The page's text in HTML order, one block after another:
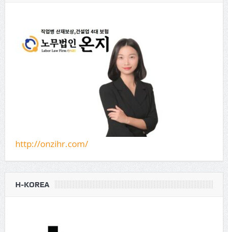
http://onzihr.com/
H-KOREA